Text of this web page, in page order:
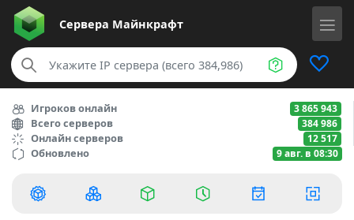
Сервера Майнкрафт
Игроков онлайн 3 865 943
Всего серверов 384 986
Онлайн серверов 12 517
Обновлено 9 авг. в 08:30